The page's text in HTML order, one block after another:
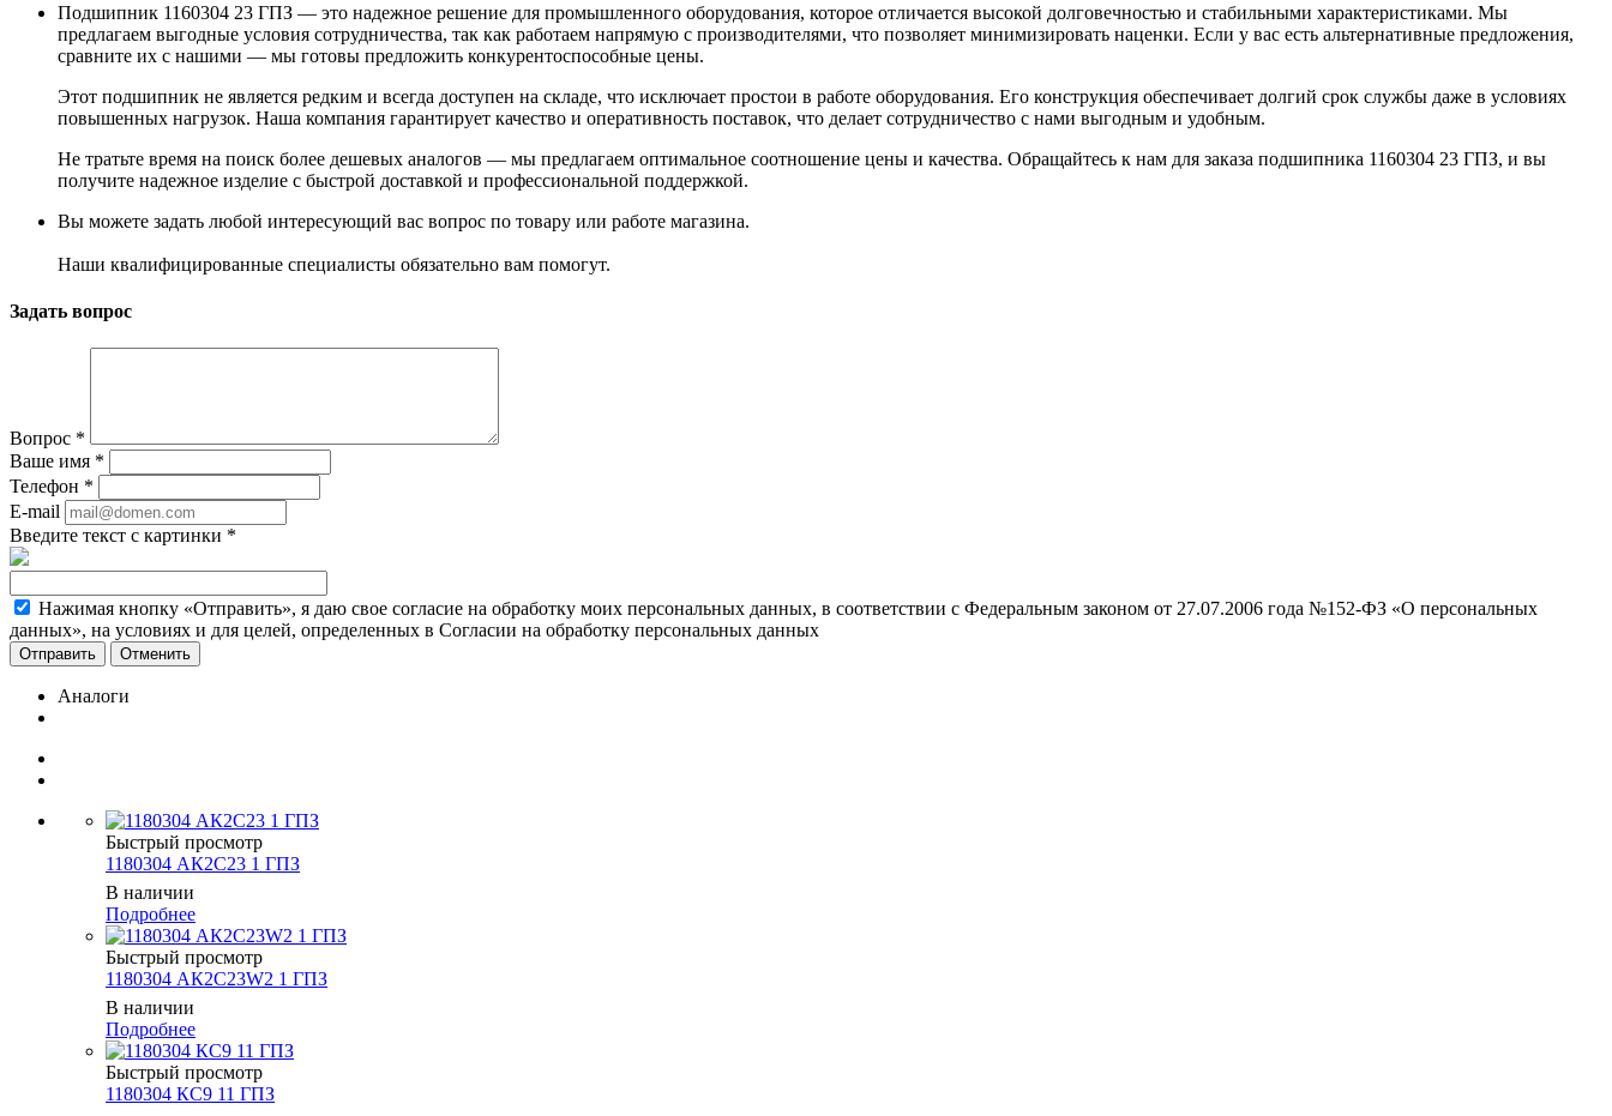
Подшипник 1160304 23 ГПЗ — это надежное решение для промышленного оборудования, которое отличается высокой долговечностью и стабильными характеристиками. Мы
предлагаем выгодные условия сотрудничества, так как работаем напрямую с производителями, что позволяет минимизировать наценки. Если у вас есть альтернативные предложения,
сравните их с нашими — мы готовы предложить конкурентоспособные цены.
Этот подшипник не является редким и всегда доступен на складе, что исключает простои в работе оборудования. Его конструкция обеспечивает долгий срок службы даже в условиях
повышенных нагрузок. Наша компания гарантирует качество и оперативность поставок, что делает сотрудничество с нами выгодным и удобным.
Не тратьте время на поиск более дешевых аналогов — мы предлагаем оптимальное соотношение цены и качества. Обращайтесь к нам для заказа подшипника 1160304 23 ГПЗ, и вы
получите надежное изделие с быстрой доставкой и профессиональной поддержкой.
Вы можете задать любой интересующий вас вопрос по товару или работе магазина.
Наши квалифицированные специалисты обязательно вам помогут.
Задать вопрос
Вопрос *
Ваше имя *
Телефон *
E-mail
Введите текст с картинки *
Нажимая кнопку «Отправить», я даю свое согласие на обработку моих персональных данных, в соответствии с Федеральным законом от 27.07.2006 года №152-ФЗ «О персональных
данных», на условиях и для целей, определенных в Согласии на обработку персональных данных
Отменить
Аналоги
Быстрый просмотр
1180304 АК2С23 1 ГПЗ
В наличии
Подробнее
Быстрый просмотр
1180304 АК2С23W2 1 ГПЗ
В наличии
Подробнее
Быстрый просмотр
1180304 КС9 11 ГПЗ